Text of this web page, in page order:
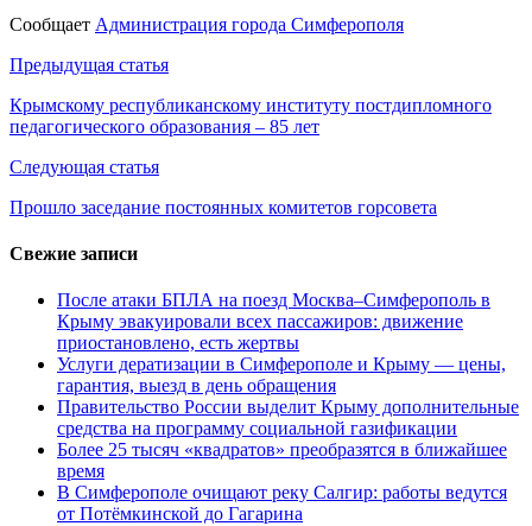
Сообщает Администрация города Симферополя
Навигация
по
записям
Предыдущая статья
Крымскому республиканскому институту постдипломного
педагогического образования – 85 лет
Следующая статья
Прошло заседание постоянных комитетов горсовета
Свежие записи
После атаки БПЛА на поезд Москва–Симферополь в
Крыму эвакуировали всех пассажиров: движение
приостановлено, есть жертвы
Услуги дератизации в Симферополе и Крыму — цены,
гарантия, выезд в день обращения
Правительство России выделит Крыму дополнительные
средства на программу социальной газификации
Более 25 тысяч «квадратов» преобразятся в ближайшее
время
В Симферополе очищают реку Салгир: работы ведутся
от Потёмкинской до Гагарина